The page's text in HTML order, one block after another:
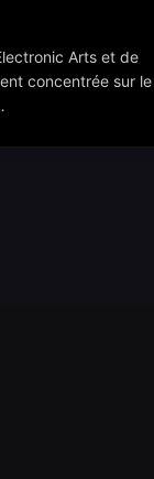
Arts et de
concentrée sur le